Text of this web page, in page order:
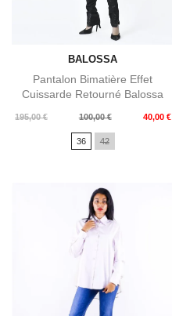
BALOSSA
Pantalon Bimatière Effet
Cuissarde Retourné Balossa
195,00 €
Prix
100,00 € 40,00 €
Prix
36 42